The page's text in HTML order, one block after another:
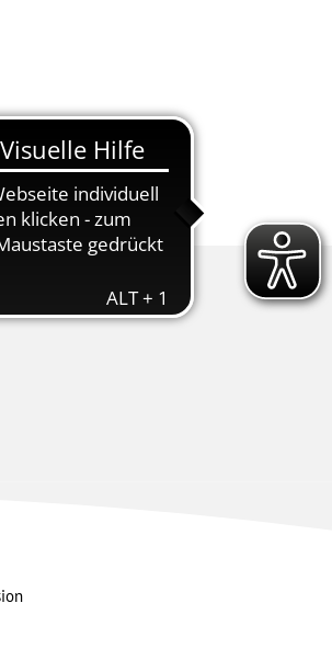
& Tourismus